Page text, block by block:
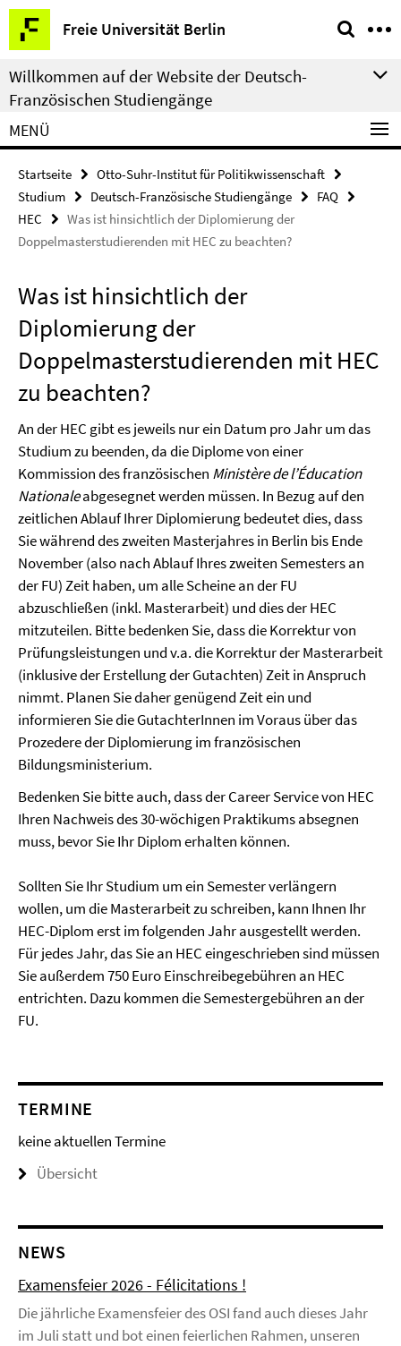
Springe
direkt
zu
Inhalt
Freie Universität Berlin
Service-
Navigation
Willkommen auf der Website der Deutsch-
Französischen Studiengänge
MENÜ
Startseite
Otto-Suhr-Institut für Politikwissenschaft
Studium
Deutsch-Französische Studiengänge
FAQ
HEC
Was ist hinsichtlich der Diplomierung der
Doppelmasterstudierenden mit HEC zu beachten?
Was ist hinsichtlich der
Diplomierung der
Doppelmasterstudierenden mit HEC
zu beachten?
An der HEC gibt es jeweils nur ein Datum pro Jahr um das
Studium zu beenden, da die Diplome von einer
Kommission des französischen Ministère de l’Éducation
Nationaleabgesegnet werden müssen. In Bezug auf den
zeitlichen Ablauf Ihrer Diplomierung bedeutet dies, dass
Sie während des zweiten Masterjahres in Berlin bis Ende
November (also nach Ablauf Ihres zweiten Semesters an
der FU) Zeit haben, um alle Scheine an der FU
abzuschließen (inkl. Masterarbeit) und dies der HEC
mitzuteilen. Bitte bedenken Sie, dass die Korrektur von
Prüfungsleistungen und v.a. die Korrektur der Masterarbeit
(inklusive der Erstellung der Gutachten) Zeit in Anspruch
nimmt. Planen Sie daher genügend Zeit ein und
informieren Sie die GutachterInnen im Voraus über das
Prozedere der Diplomierung im französischen
Bildungsministerium.
Bedenken Sie bitte auch, dass der Career Service von HEC
Ihren Nachweis des 30-wöchigen Praktikums absegnen
muss, bevor Sie Ihr Diplom erhalten können.
Sollten Sie Ihr Studium um ein Semester verlängern
wollen, um die Masterarbeit zu schreiben, kann Ihnen Ihr
HEC-Diplom erst im folgenden Jahr ausgestellt werden.
Für jedes Jahr, das Sie an HEC eingeschrieben sind müssen
Sie außerdem 750 Euro Einschreibegebühren an HEC
entrichten. Dazu kommen die Semestergebühren an der
FU.
TERMINE
keine aktuellen Termine
Übersicht
NEWS
Examensfeier 2026 - Félicitations !
Die jährliche Examensfeier des OSI fand auch dieses Jahr
im Juli statt und bot einen feierlichen Rahmen, unseren